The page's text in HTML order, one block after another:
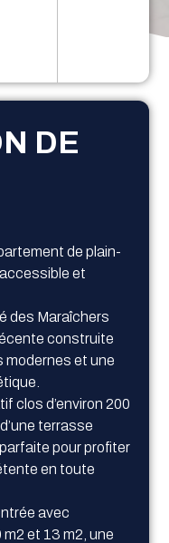
DE
de plain-
et
des Maraîchers
construite
modernes et une
clos d’environ 200
terrasse
pour profiter
en toute
avec
et 13 m2, une